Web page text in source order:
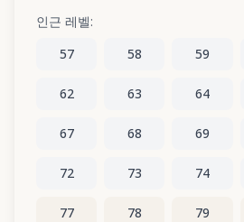
인근 레벨:
57
58 59
62 63 64
67 68 69
72 73 74
77 78 79